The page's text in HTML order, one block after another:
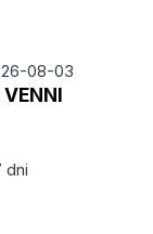
08-03
dni